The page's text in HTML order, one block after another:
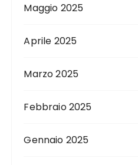
Maggio 2025
Aprile 2025
Marzo 2025
Febbraio 2025
Gennaio 2025